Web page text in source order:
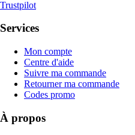
Trustpilot
Services
Mon compte
Centre d'aide
Suivre ma commande
Retourner ma commande
Codes promo
À propos